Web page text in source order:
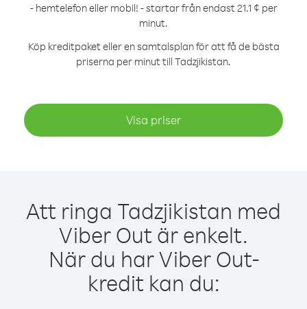
- hemtelefon eller mobil! - startar från endast 21.1 ¢ per
minut.
Köp kreditpaket eller en samtalsplan för att få de bästa
priserna per minut till Tadzjikistan.
Visa priser
Att ringa Tadzjikistan med
Viber Out är enkelt.
När du har Viber Out-
kredit kan du: